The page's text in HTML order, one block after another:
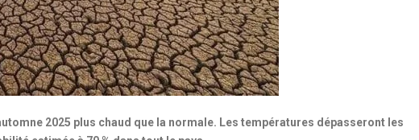
2025 plus chaud que la normale. Les températures dépasseront les